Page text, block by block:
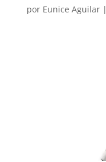
por Eunice Aguilar|